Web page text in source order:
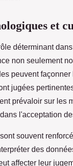
et
déterminant
non seulement
peuvent
jugées
prévaloir sur les
dans l'acceptation
sont souvent
des
affecter leur